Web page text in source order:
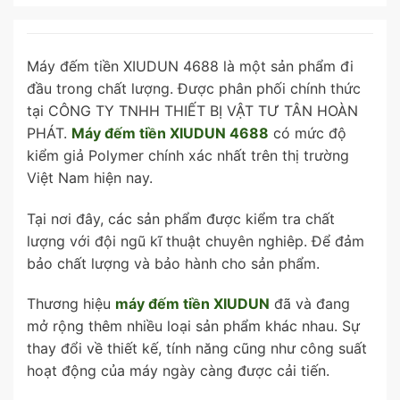
Máy đếm tiền XIUDUN 4688 là một sản phẩm đi
đầu trong chất lượng. Được phân phối chính thức
tại CÔNG TY TNHH THIẾT BỊ VẬT TƯ TÂN HOÀN
PHÁT. Máy đếm tiền XIUDUN 4688 có mức độ
kiểm giả Polymer chính xác nhất trên thị trường
Việt Nam hiện nay.
Tại nơi đây, các sản phẩm được kiểm tra chất
lượng với đội ngũ kĩ thuật chuyên nghiêp. Để đảm
bảo chất lượng và bảo hành cho sản phẩm.
Thương hiệu máy đếm tiền XIUDUN đã và đang
mở rộng thêm nhiều loại sản phẩm khác nhau. Sự
thay đổi về thiết kế, tính năng cũng như công suất
hoạt động của máy ngày càng được cải tiến.